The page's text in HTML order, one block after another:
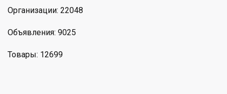
Организации: 22048
Объявления: 9025
Товары: 12699